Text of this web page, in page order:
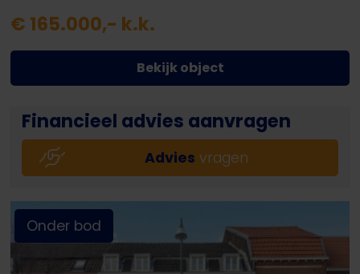
€ 165.000,- k.k.
Bekijk object
Financieel advies aanvragen
Advies vragen
Onder bod